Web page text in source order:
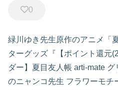
0
緑川ゆき先生原作のアニメ「
ターグッズ『【ポイント還元
ダー】夏目友人帳 arti-mate
のニャンコ先生 フラワーモチ